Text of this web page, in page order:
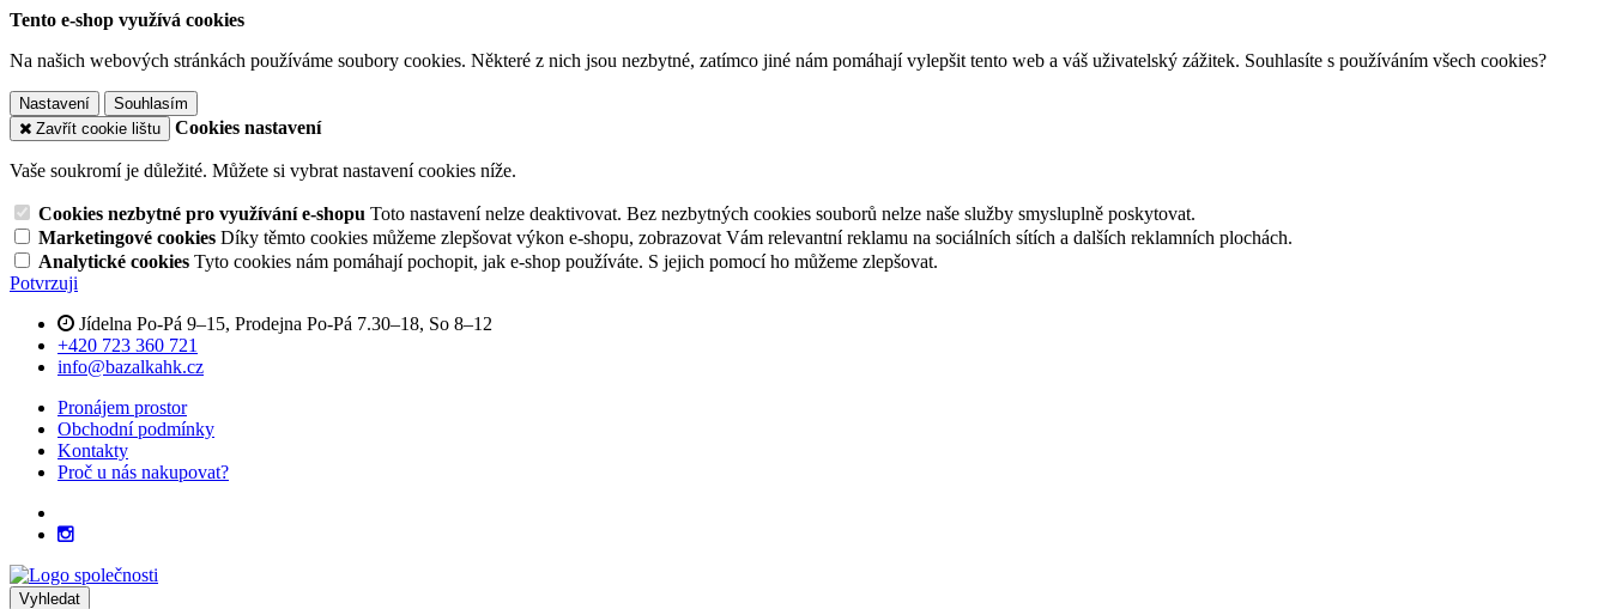
Tento e-shop využívá cookies
Na našich webových stránkách používáme soubory cookies. Některé z nich jsou nezbytné, zatímco jiné nám pomáhají vylepšit tento web a váš uživatelský zážitek. Souhlasíte s používáním všech cookies?
Nastavení
Souhlasím
Zavřít cookie lištu
Cookies nastavení
Vaše soukromí je důležité. Můžete si vybrat nastavení cookies níže.
Cookies nezbytné pro využívání e-shopu Toto nastavení nelze deaktivovat. Bez nezbytných cookies souborů nelze naše služby smysluplně poskytovat.
Marketingové cookies Díky těmto cookies můžeme zlepšovat výkon e-shopu, zobrazovat Vám relevantní reklamu na sociálních sítích a dalších reklamních plochách.
Analytické cookies Tyto cookies nám pomáhají pochopit, jak e-shop používáte. S jejich pomocí ho můžeme zlepšovat.
Potvrzuji
Jídelna Po-Pá 9–15, Prodejna Po-Pá 7.30–18, So 8–12
+420 723 360 721
info@bazalkahk.cz
Pronájem prostor
Obchodní podmínky
Kontakty
Proč u nás nakupovat?
Vyhledat